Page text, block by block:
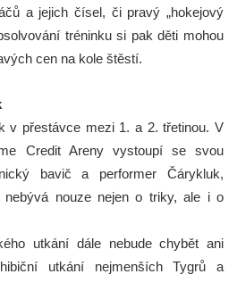
a jejich čísel, či pravý „hokejový
tréninku si pak děti mohou
cen na kole štěstí.
v přestávce mezi 1. a 2. třetinou. V
Credit Areny vystoupí se svou
bavič a performer Čárykluk,
nebývá nouze nejen o triky, ale i o
utkání dále nebude chybět ani
utkání nejmenších Tygrů a